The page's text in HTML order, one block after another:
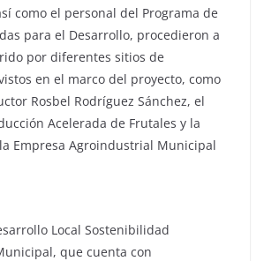
como el personal del Programa de
para el Desarrollo, procedieron a
por diferentes sitios de
en el marco del proyecto, como
Rosbel Rodríguez Sánchez, el
Acelerada de Frutales y la
Empresa Agroindustrial Municipal
Local Sostenibilidad
que cuenta con